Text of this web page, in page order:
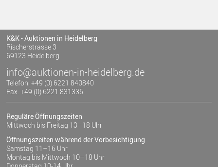
K&K - Auktionen in Heidelberg
Rischerstrasse 3
69123 Heidelberg
info@auktionen-in-heidelberg.de
Telefon: +49 (0) 6221 840840
Fax: +49 (0) 6221 831335
Reguläre Öffnungszeiten
Mittwoch bis Freitag 13–18 Uhr
Öffnungszeiten während der Vorbesichtigung
Samstag 11–16 Uhr
Montag bis Mittwoch 10–18 Uhr